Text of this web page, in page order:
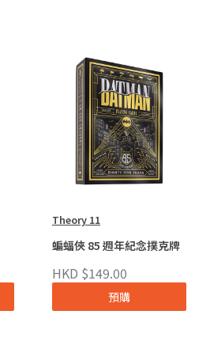
Theory 11
蝙蝠俠 85 週年紀念撲克牌
HKD $149.00
預購